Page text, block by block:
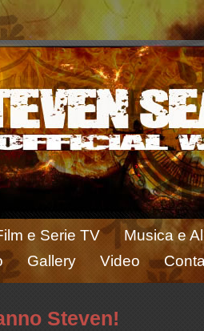
e Serie TV
Musica e
Gallery Video
Steven!